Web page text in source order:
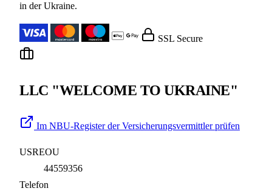
in der Ukraine.
SSL Secure
LLC "WELCOME TO UKRAINE"
Im NBU-Register der Versicherungsvermittler prüfen
USREOU
44559356
Telefon